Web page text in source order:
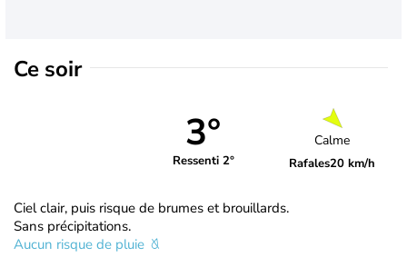
Ce soir
3°
Ressenti 2°
Calme
Rafales20 km/h
Ciel clair, puis risque de brumes et brouillards.
Sans précipitations.
Aucun risque de pluie